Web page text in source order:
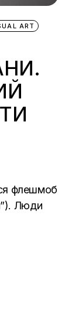
ART
флешмоб
Люди